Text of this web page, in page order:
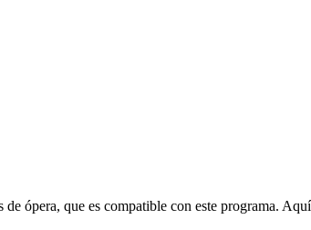
ópera, que es compatible con este programa.